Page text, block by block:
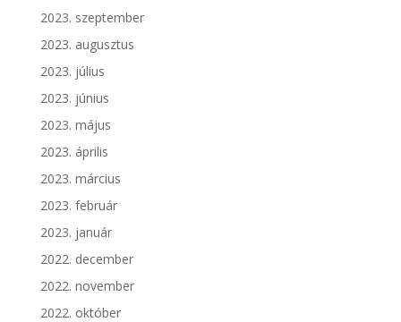
2023. szeptember
2023. augusztus
2023. július
2023. június
2023. május
2023. április
2023. március
2023. február
2023. január
2022. december
2022. november
2022. október